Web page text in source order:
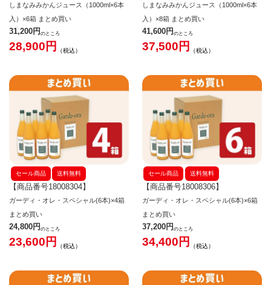
しまなみみかんジュース（1000ml×6本
入）×6箱 まとめ買い
31,200 のところ
28,900 税込
しまなみみかんジュース（1000ml×6本
入）×8箱 まとめ買い
41,600 のところ
37,500 税込
セール商品 送料無料
【商品番号18008304】
ガーディ・オレ・スペシャル(6本)×4箱
まとめ買い
24,800 のところ
23,600 税込
セール商品 送料無料
【商品番号18008306】
ガーディ・オレ・スペシャル(6本)×6箱
まとめ買い
37,200 のところ
34,400 税込